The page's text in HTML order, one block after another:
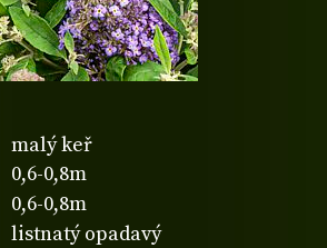
malý keř
0,6-0,8m
0,6-0,8m
listnatý opadavý